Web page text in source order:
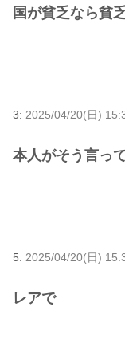
国が貧乏なら貧
3: 2025/04/20(日)
本人がそう言っ
5: 2025/04/20(日)
レアで